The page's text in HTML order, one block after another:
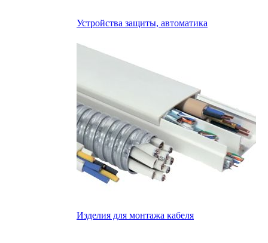
Устройства защиты, автоматика
Изделия для монтажа кабеля